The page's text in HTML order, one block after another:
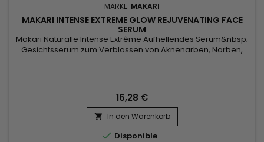
MARKE: MAKARI
MAKARI INTENSE EXTREME GLOW REJUVENATING FACE
SERUM
Makari Naturalle Intense Extrême Aufhellendes Serum&nbsp;
Gesichtsserum zum Verblassen von Aknenarben, Narben,
Lichtschutzfaktor 15 schützt die Haut außerdem vor den
Auswirkungen des Alters,...
16,28 €
 In den Warenkorb
 Disponible